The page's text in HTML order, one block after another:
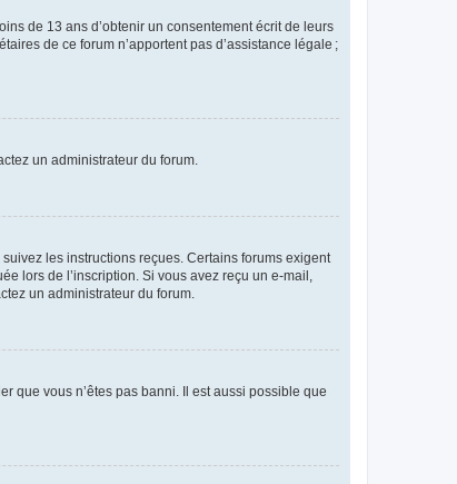
de 13 ans d’obtenir un consentement écrit de leurs
de ce forum n’apportent pas d’assistance légale ;
un administrateur du forum.
les instructions reçues. Certains forums exigent
lors de l’inscription. Si vous avez reçu un e-mail,
un administrateur du forum.
que vous n’êtes pas banni. Il est aussi possible que